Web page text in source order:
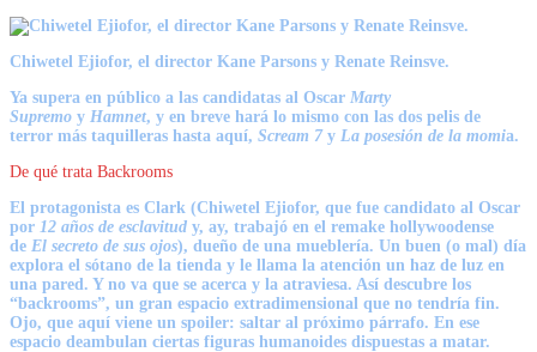
Chiwetel Ejiofor, el director Kane Parsons y Renate Reinsve.
Ya supera en público a las candidatas al Oscar Marty
Supremo y Hamnet, y en breve hará lo mismo con las dos pelis de
terror más taquilleras hasta aquí, Scream 7y La posesión de la momia.
De qué trata Backrooms
El protagonista es Clark (Chiwetel Ejiofor, que fue candidato al Oscar
por 12 años de esclavitud y, ay, trabajó en el remake hollywoodense
de El secreto de sus ojos), dueño de una mueblería. Un buen (o mal) día
explora el sótano de la tienda y le llama la atención un haz de luz en
una pared. Y no va que se acerca y la atraviesa. Así descubre los
“backrooms”, un gran espacio extradimensional que no tendría fin.
Ojo, que aquí viene un spoiler: saltar al próximo párrafo. En ese
espacio deambulan ciertas figuras humanoides dispuestas a matar.